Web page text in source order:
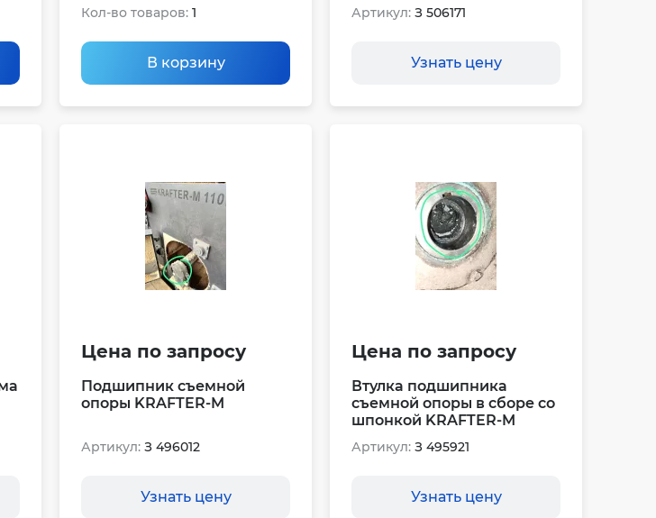
Кол-во товаров: 1
В корзину
Артикул: З 506171
Узнать цену
Цена по запросу
Подшипник съемной
опоры KRAFTER-M
Артикул: З 496012
Узнать цену
Цена по запросу
Втулка подшипника
съемной опоры в сборе со
шпонкой KRAFTER-M
Артикул: З 495921
Узнать цену